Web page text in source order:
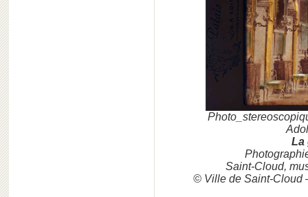
La
Saint-Cloud,
© Ville de Saint-Cloud